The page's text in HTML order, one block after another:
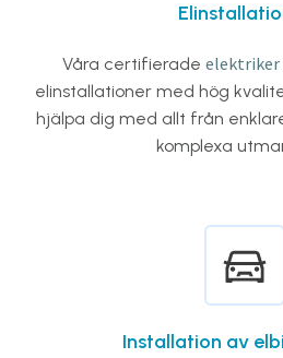
Våra certifierade elektriker
elinstallationer med hög
hjälpa dig med allt från
komplexa
Installation av